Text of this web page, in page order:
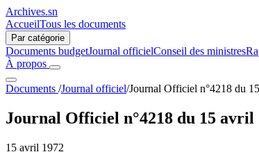
Archives.sn
AccueilTous les documents
Par catégorie
Documents budgetJournal officielConseil des ministres
À propos
Documents /Journal officiel/Journal Officiel n°4218 du
Journal Officiel n°4218 du 15 avril
15 avril 1972